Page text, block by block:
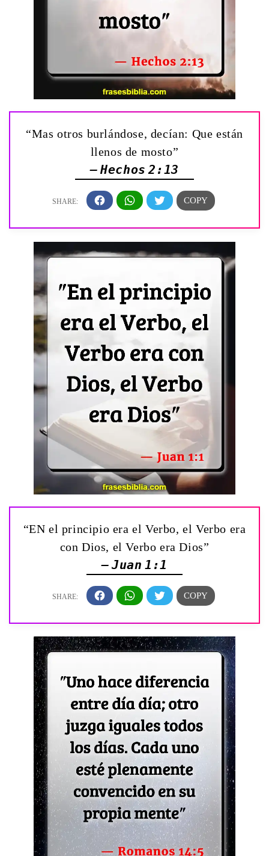
“Mas otros burlándose, decían: Que están
llenos de mosto”
— Hechos 2:13
“EN el principio era el Verbo, el Verbo era
con Dios, el Verbo era Dios”
— Juan 1:1